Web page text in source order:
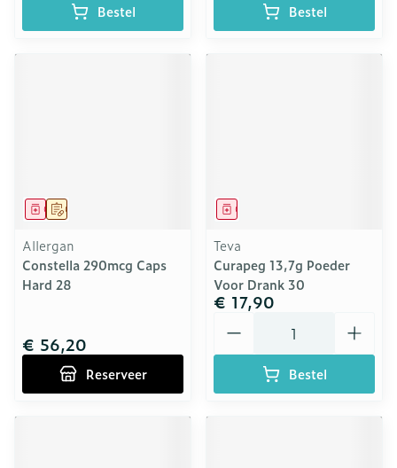
Bestel Bestel
Op voorschrift
Geneesmiddel
Allergan
Constella 290mcg Caps
Hard 28
€ 56,20
Reserveer
Geneesmiddel
Teva
Curapeg 13,7g Poeder
Voor Drank 30
€ 17,90
Bestel